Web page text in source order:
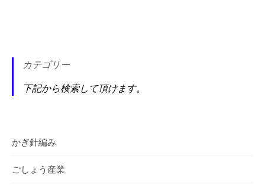
カテゴリー
下記から検索して頂けます。
かぎ針編み
ごしょう産業